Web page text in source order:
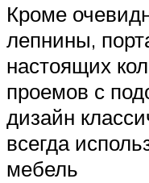
Кроме
лепнины,
настоящих
проемов с
дизайн
всегда
мебель